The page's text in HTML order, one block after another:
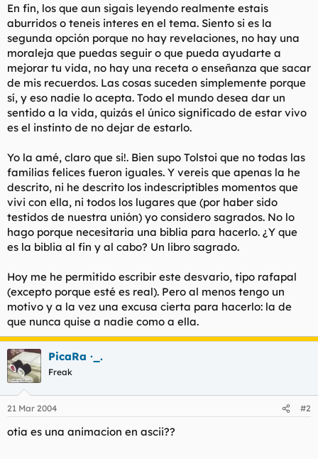
En fin, los que aun sigais leyendo realmente estais
aburridos o teneis interes en el tema. Siento si es la
segunda opción porque no hay revelaciones, no hay una
moraleja que puedas seguir o que pueda ayudarte a
mejorar tu vida, no hay una receta o enseñanza que sacar
de mis recuerdos. Las cosas suceden simplemente porque
sí, y eso nadie lo acepta. Todo el mundo desea dar un
sentido a la vida, quizás el único significado de estar vivo
es el instinto de no dejar de estarlo.
Yo la amé, claro que si!. Bien supo Tolstoi que no todas las
familias felices fueron iguales. Y vereis que apenas la he
descrito, ni he descrito los indescriptibles momentos que
vivi con ella, ni todos los lugares que (por haber sido
testidos de nuestra unión) yo considero sagrados. No lo
hago porque necesitaria una biblia para hacerlo. ¿Y que
es la biblia al fin y al cabo? Un libro sagrado.
Hoy me he permitido escribir este desvario, tipo rafapal
(excepto porque esté es real). Pero al menos tengo un
motivo y a la vez una excusa cierta para hacerlo: la de
que nunca quise a nadie como a ella.
PicaRa ·_.
Freak
21 Mar 2004 #2
otia es una animacion en ascii??